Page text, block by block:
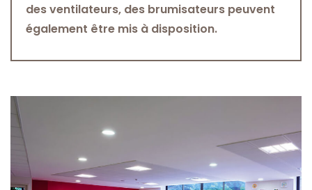
des ventilateurs, des brumisateurs peuvent
également être mis à disposition.